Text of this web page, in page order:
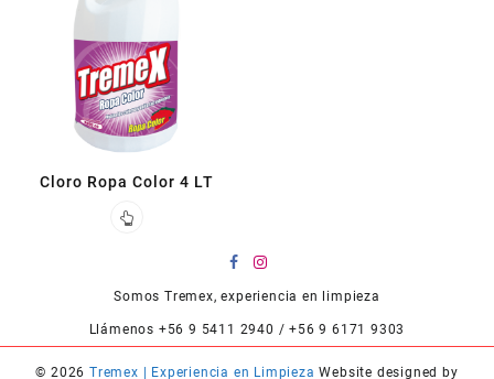
Cloro Ropa Color 4 LT
Somos Tremex, experiencia en limpieza
Llámenos +56 9 5411 2940 / +56 9 6171 9303
© 2026 Tremex | Experiencia en Limpieza Website designed by